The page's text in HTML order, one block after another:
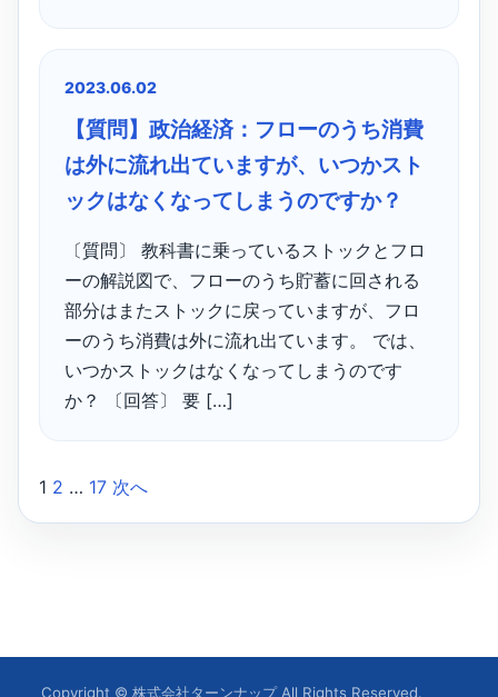
2023.06.02
【質問】政治経済：フローのうち消費
は外に流れ出ていますが、いつかスト
ックはなくなってしまうのですか？
〔質問〕 教科書に乗っているストックとフロ
ーの解説図で、フローのうち貯蓄に回される
部分はまたストックに戻っていますが、フロ
ーのうち消費は外に流れ出ています。 では、
いつかストックはなくなってしまうのです
か？ 〔回答〕 要 […]
投
1 2 … 17 次へ
Copyright © 株式会社ターンナップ All Rights Reserved.